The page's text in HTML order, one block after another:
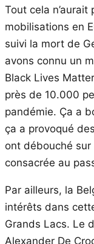
Tout cela
mobilisations en
suivi la mort de
avons connu un
Black Lives
près de 10.000
pandémie. Ça a
ça a provoqué
ont débouché sur
consacrée au
Par ailleurs, la
intérêts dans
Grands Lacs. Le
Alexander De